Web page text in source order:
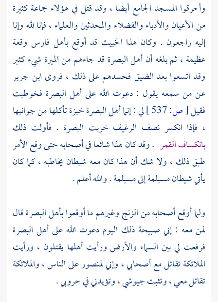
وأحرقوا المسجد الجامع أيضا ، وقد قتل في هؤلاء جماعة كثيرة
من الأعيان والأدباء والفضلاء والمحدثين والعلماء ، فإنا لله وإنا
إليه راجعون . وكان هذا الخبيث قد أوقعبأهل فارس وقعة
عظيمة ، ثم بلغه أنأهلالبصرة قد جاءهم من الميرة شيء كثير
وقد اتسعوا بعد الضيق فحسدهم على ذلك ، فروى ابن جرير
عن من سمعه يقول : دعوت الله علىأهل البصرة فخوطبت
فقيل[ص: لي : إنماأهلالبصرةخبزة تأكلها من جوانبها
، فإذا انكسر نصف الرغيف خربت البصرة . فأولت ذلك
بانكساف القمر . وقد كان هذا شائعا في أصحابه حتى وقع الأمر
طبق ذلك ، ولا شك أن هذا كان معه شيطان يخاطبه ، كما كان
يأتي شيطانمسيلمةإلىمسيلمة. والله أعلم .
ولما أوقع أصحابه من الزنج وغيرهم ما أوقعوابأهلالبصرةقال
لمن معه : إني صبيحة ذلك اليوم دعوت الله علىأهل البصرة
فرفعت لي بين السماء والأرض ورأيت أهلها يقتلون ، ورأيت
الملائكة تقاتل مع أصحابي ، وإني لمنصور على الناس ، والملائكة
تقاتل معي ، وتثبت جيوشي ، وتؤيدني في حروبي .